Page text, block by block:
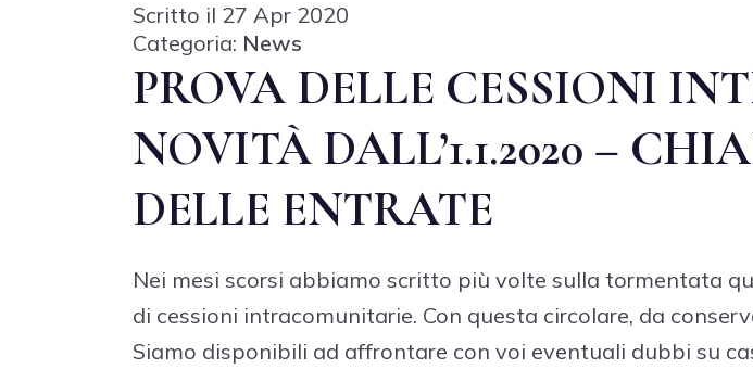
Scritto il 27 Apr 2020
Categoria: News
PROVA DELLE CESSIONI
NOVITÀ DALL’1.1.2020 –
DELLE ENTRATE
Nei mesi scorsi abbiamo scritto più volte sulla tormentata
di cessioni intracomunitarie. Con questa circolare, da
Siamo disponibili ad affrontare con voi eventuali dubbi su